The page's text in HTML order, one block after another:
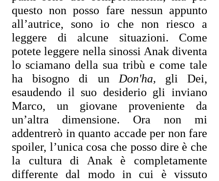
questo non posso fare nessun appunto
all’autrice, sono io che non riesco a
leggere di alcune situazioni. Come
potete leggere nella sinossi Anak diventa
lo sciamano della sua tribù e come tale
ha bisogno di un Don'ha, gli Dei,
esaudendo il suo desiderio gli inviano
Marco, un giovane proveniente da
un’altra dimensione. Ora non mi
addentrerò in quanto accade per non fare
spoiler, l’unica cosa che posso dire è che
la cultura di Anak è completamente
differente dal modo in cui è vissuto